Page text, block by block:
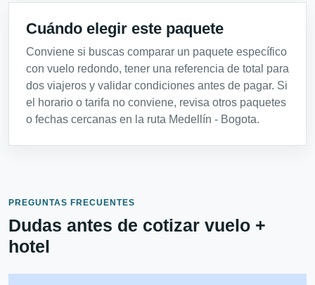
Cuándo elegir este paquete
Conviene si buscas comparar un paquete específico
con vuelo redondo, tener una referencia de total para
dos viajeros y validar condiciones antes de pagar. Si
el horario o tarifa no conviene, revisa otros paquetes
o fechas cercanas en la ruta Medellín - Bogota.
PREGUNTAS FRECUENTES
Dudas antes de cotizar vuelo +
hotel